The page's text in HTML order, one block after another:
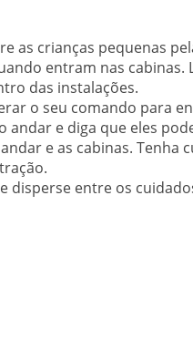
as crianças pequenas
entram nas cabinas.
das instalações.
o seu comando para
andar e diga que eles
e as cabinas. Tenha
disperse entre os